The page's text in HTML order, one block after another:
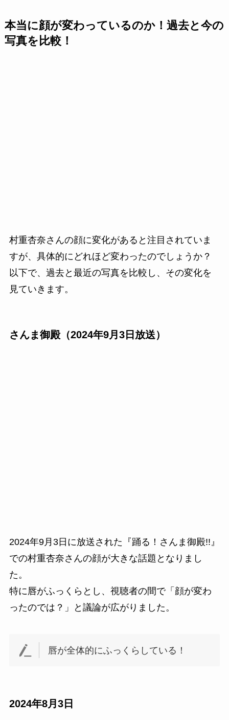
本当に顔が変わっているのか！過去と今の
写真を比較！
村重杏奈さんの顔に変化があると注目されていま
すが、具体的にどれほど変わったのでしょうか？
以下で、過去と最近の写真を比較し、その変化を
見ていきます。
さんま御殿（2024年9月3日放送）
2024年9月3日に放送された『踊る！さんま御殿!!』
での村重杏奈さんの顔が大きな話題となりまし
た。
特に唇がふっくらとし、視聴者の間で「顔が変わ
ったのでは？」と議論が広がりました。
唇が全体的にふっくらしている！
2024年8月3日